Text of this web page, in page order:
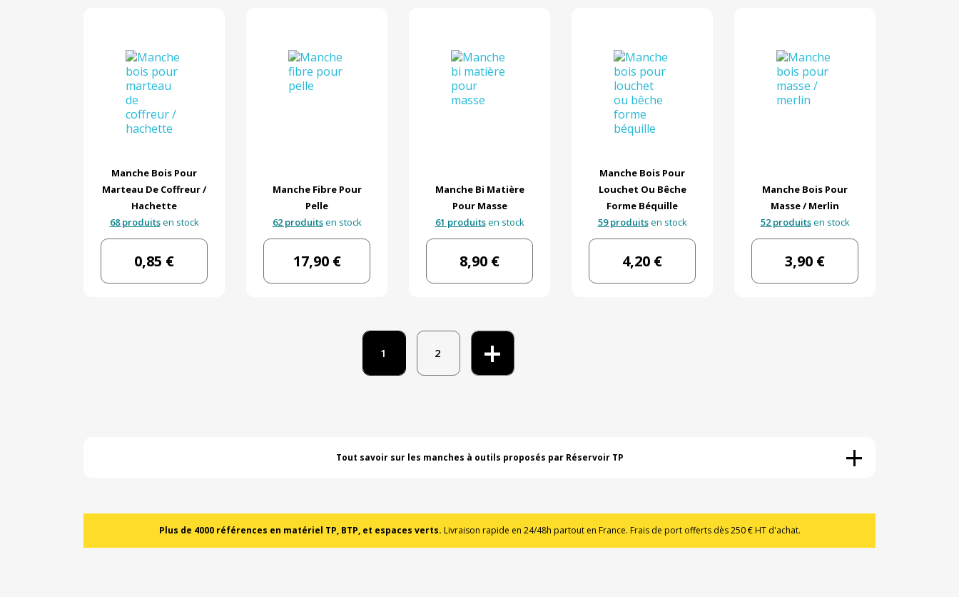
Manche Bois Pour
Marteau De Coffreur /
Hachette
68 produitsen stock
0,85 €
Manche Fibre Pour
Pelle
62 produitsen stock
17,90 €
Manche Bi Matière
Pour Masse
61 produitsen stock
8,90 €
Manche Bois Pour
Louchet Ou Bêche
Forme Béquille
59 produitsen stock
4,20 €
Manche Bois Pour
Masse / Merlin
52 produitsen stock
3,90 €
1 2 +
Tout savoir sur les manches à outils proposés par Réservoir TP +
Plus de 4000 références en matériel TP, BTP, et espaces verts. Livraison rapide en 24/48h partout en France. Frais de port offerts dès 250 € HT d'achat.